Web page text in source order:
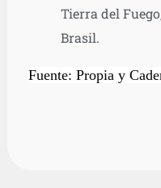
Tierra del
Brasil.
Fuente: Propia y